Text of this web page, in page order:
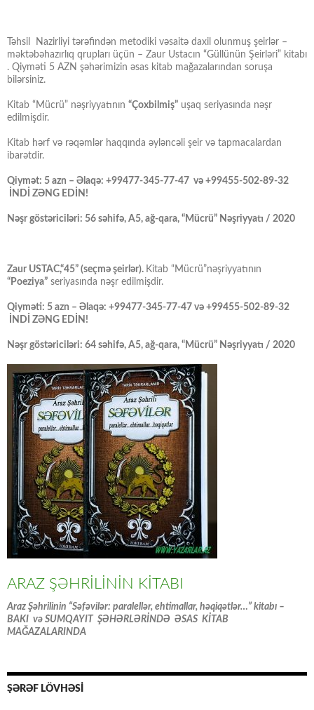
Təhsil Nazirliyi tərəfindən metodiki vəsaitə daxil olunmuş şeirlər –
məktəbəhazırlıq qrupları üçün – Zaur Ustacın “Güllünün Şeirləri” kitabı
. Qiyməti 5 AZN şəhərimizin əsas kitab mağazalarından soruşa
bilərsiniz.
Kitab “Mücrü” nəşriyyatının “Çoxbilmiş” uşaq seriyasında nəşr
edilmişdir.
Kitab hərf və rəqəmlər haqqında əyləncəli şeir və tapmacalardan
ibarətdir.
Qiymət: 5 azn – Əlaqə: +99477-345-77-47 və +99455-502-89-32
İNDİ ZƏNG EDİN!
Nəşr göstəriciləri: 56 səhifə, A5, ağ-qara, “Mücrü” Nəşriyyatı / 2020
Zaur USTAC,“45” (seçmə şeirlər). Kitab “Mücrü”nəşriyyatının
“Poeziya” seriyasında nəşr edilmişdir.
Qiyməti: 5 azn – Əlaqə: +99477-345-77-47 və +99455-502-89-32
İNDİ ZƏNG EDİN!
Nəşr göstəriciləri: 64 səhifə, A5, ağ-qara, “Mücrü” Nəşriyyatı / 2020
ARAZ ŞƏHRİLİNİN KİTABI
Araz Şəhrilinin “Səfəvilər: paralellər, ehtimallar, həqiqətlər…” kitabı –
BAKI və SUMQAYIT ŞƏHƏRLƏRİNDƏ ƏSAS KİTAB
MAĞAZALARINDA
ŞƏRƏF LÖVHƏSİ